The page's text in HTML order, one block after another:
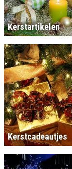
Kerstartikelen
Kerstcadeautjes